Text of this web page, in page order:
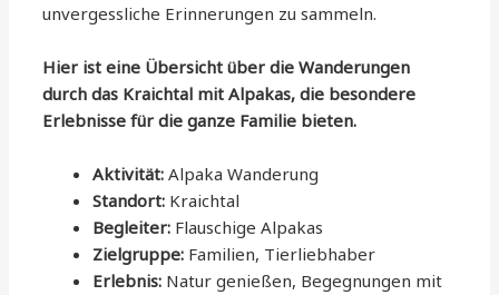
unvergessliche Erinnerungen zu sammeln.
Hier ist eine Übersicht über die Wanderungen
durch das Kraichtal mit Alpakas, die besondere
Erlebnisse für die ganze Familie bieten.
Aktivität: Alpaka Wanderung
Standort: Kraichtal
Begleiter: Flauschige Alpakas
Zielgruppe: Familien, Tierliebhaber
Erlebnis: Natur genießen, Begegnungen mit